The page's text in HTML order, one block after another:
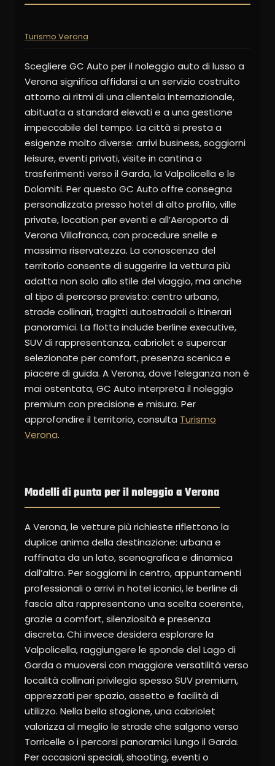
Turismo Verona
Scegliere GC Auto per il noleggio auto di lusso a
Verona significa affidarsi a un servizio costruito
attorno ai ritmi di una clientela internazionale,
abituata a standard elevati e a una gestione
impeccabile del tempo. La città si presta a
esigenze molto diverse: arrivi business, soggiorni
leisure, eventi privati, visite in cantina o
trasferimenti verso il Garda, la Valpolicella e le
Dolomiti. Per questo GC Auto offre consegna
personalizzata presso hotel di alto profilo, ville
private, location per eventi e all’Aeroporto di
Verona Villafranca, con procedure snelle e
massima riservatezza. La conoscenza del
territorio consente di suggerire la vettura più
adatta non solo allo stile del viaggio, ma anche
al tipo di percorso previsto: centro urbano,
strade collinari, tragitti autostradali o itinerari
panoramici. La flotta include berline executive,
SUV di rappresentanza, cabriolet e supercar
selezionate per comfort, presenza scenica e
piacere di guida. A Verona, dove l’eleganza non è
mai ostentata, GC Auto interpreta il noleggio
premium con precisione e misura. Per
approfondire il territorio, consulta Turismo
Verona.
Modelli di punta per il noleggio a Verona
A Verona, le vetture più richieste riflettono la
duplice anima della destinazione: urbana e
raffinata da un lato, scenografica e dinamica
dall’altro. Per soggiorni in centro, appuntamenti
professionali o arrivi in hotel iconici, le berline di
fascia alta rappresentano una scelta coerente,
grazie a comfort, silenziosità e presenza
discreta. Chi invece desidera esplorare la
Valpolicella, raggiungere le sponde del Lago di
Garda o muoversi con maggiore versatilità verso
località collinari privilegia spesso SUV premium,
apprezzati per spazio, assetto e facilità di
utilizzo. Nella bella stagione, una cabriolet
valorizza al meglio le strade che salgono verso
Torricelle o i percorsi panoramici lungo il Garda.
Per occasioni speciali, shooting, eventi o